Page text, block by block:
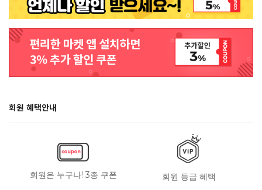
회원 혜택안내
회원은 누구나! 3종 쿠폰 회원 등급 혜택